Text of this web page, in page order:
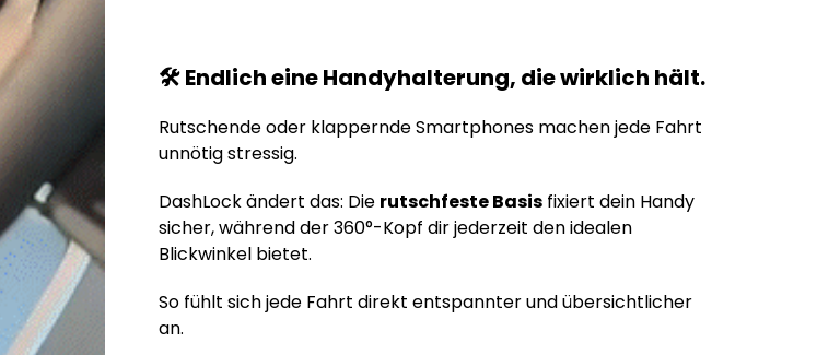
🛠️ Endlich eine Handyhalterung, die wirklich hält.
Rutschende oder klappernde Smartphones machen jede Fahrt
unnötig stressig.
DashLock ändert das: Die rutschfeste Basisfixiert dein Handy
sicher, während der 360°-Kopf dir jederzeit den idealen
Blickwinkel bietet.
So fühlt sich jede Fahrt direkt entspannter und übersichtlicher
an.